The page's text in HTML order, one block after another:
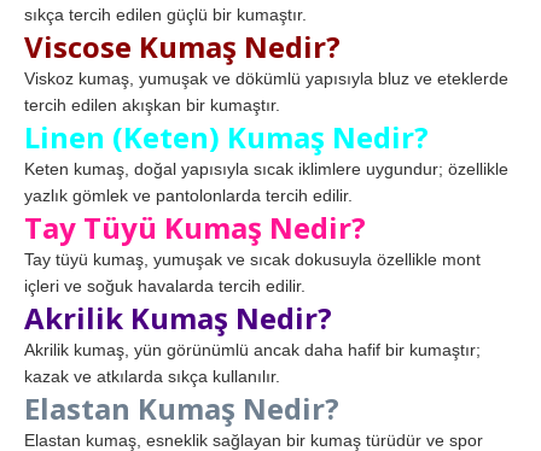
sıkça tercih edilen güçlü bir kumaştır.
Viscose Kumaş Nedir?
Viskoz kumaş, yumuşak ve dökümlü yapısıyla bluz ve eteklerde
tercih edilen akışkan bir kumaştır.
Linen (Keten) Kumaş Nedir?
Keten kumaş, doğal yapısıyla sıcak iklimlere uygundur; özellikle
yazlık gömlek ve pantolonlarda tercih edilir.
Tay Tüyü Kumaş Nedir?
Tay tüyü kumaş, yumuşak ve sıcak dokusuyla özellikle mont
içleri ve soğuk havalarda tercih edilir.
Akrilik Kumaş Nedir?
Akrilik kumaş, yün görünümlü ancak daha hafif bir kumaştır;
kazak ve atkılarda sıkça kullanılır.
Elastan Kumaş Nedir?
Elastan kumaş, esneklik sağlayan bir kumaş türüdür ve spor